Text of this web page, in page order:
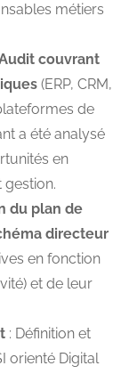
métiers
couvrant
(ERP, CRM,
de
a été analysé
en
du plan de
directeur
en fonction
et de leur
: Définition et
orienté Digital